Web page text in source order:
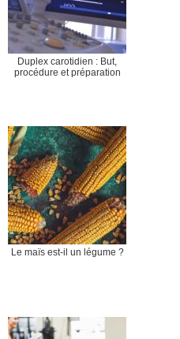
Duplex carotidien : But,
procédure et préparation
Le maïs est-il un légume ?